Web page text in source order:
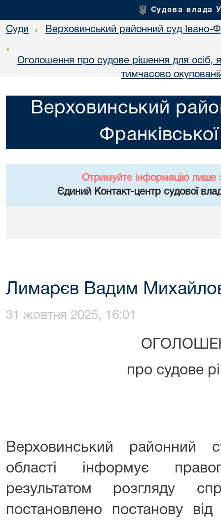
Судова влада
Суди • Верховинський районний суд Івано-
•
Оголошення про судове рішення для осіб,
тимчасово
Верховинський
Отримуйте інформацію лише
Єдиний Контакт-центр судової
Лимарєв Вадим
31 жовтня 2025, 16:01
про судове
Верховинський районний
області інформує
результатом розгляду
постановлено постанову